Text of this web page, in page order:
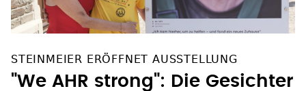
STEINMEIER ERÖFFNET AUSSTELLUNG
"We AHR strong": Die Gesichter